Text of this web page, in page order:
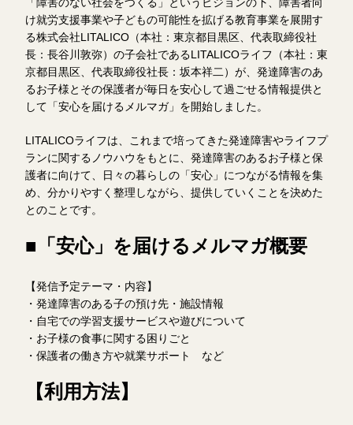
け就労支援事業や子どもの可能性を拡げる教育事業を展開す
る株式会社LITALICO（本社：東京都目黒区、代表取締役社
長：長谷川敦弥）の子会社であるLITALICOライフ（本社：東
京都目黒区、代表取締役社長：坂本祥二）が、発達障害のあ
るお子様とその保護者が毎日を安心して過ごせる情報提供と
して「安心を届けるメルマガ」を開始しました。
LITALICOライフは、これまで培ってきた発達障害やライフプ
ランに関するノウハウをもとに、発達障害のあるお子様と保
護者に向けて、日々の暮らしの「安心」につながる情報を集
め、分かりやすく整理しながら、提供していくことを決めた
とのことです。
■「安心」を届けるメルマガ概要
【発信予定テーマ・内容】
・発達障害のある子の預け先・施設情報
・自宅での学習支援サービスや遊びについて
・お子様の食事に関する困りごと
・保護者の働き方や就業サポート など
【利用方法】